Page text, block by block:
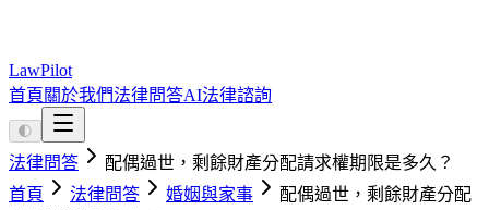
LawPilot
首頁 關於我們法律問答AI法律諮詢
🌓
法律問答
配偶過世，剩餘財產分配請求權期限是多久？
首頁
法律問答 婚姻與家事
配偶過世，剩餘財產分配